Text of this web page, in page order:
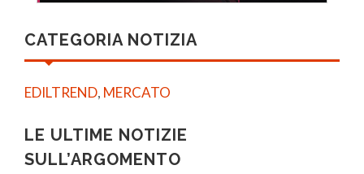
CATEGORIA NOTIZIA
EDILTREND, MERCATO
LE ULTIME NOTIZIE
SULL’ARGOMENTO